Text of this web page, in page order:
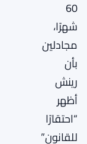
60
شهرًا،
مجادلين
بأن
رينش
أظهر
“احتقارًا
للقانون”